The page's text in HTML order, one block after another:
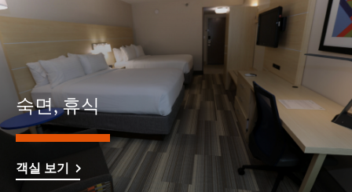
숙면, 휴식
객실 보기